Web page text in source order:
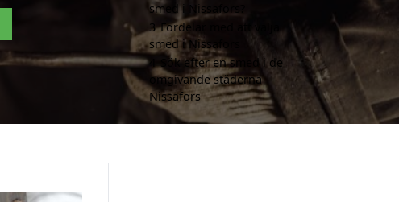
smed i Nissafors?
3 Fördelar med att välja
smed i Nissafors
Sök efter en smed i de
omgivande städerna
Nissafors